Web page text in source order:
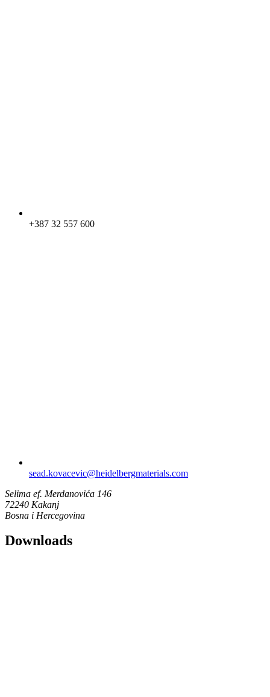
+387 32 557 600
sead.kovacevic​@heidelbergmaterials.com
Selima ef. Merdanovića 146
72240 Kakanj
Bosna i Hercegovina
Downloads